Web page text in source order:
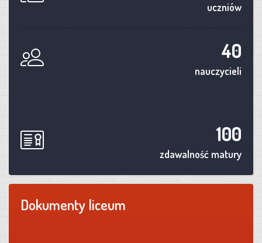
uczniów
40
nauczycieli
100
zdawalność matury
Dokumenty liceum